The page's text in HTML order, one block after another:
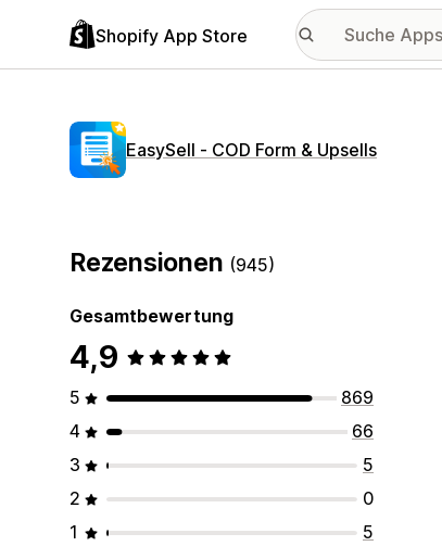
Shopify App Store
EasySell ‑ COD Form & Upsells
Rezensionen (945)
Gesamtbewertung
4,9
5
869
4
66
3
5
2
0
1
5